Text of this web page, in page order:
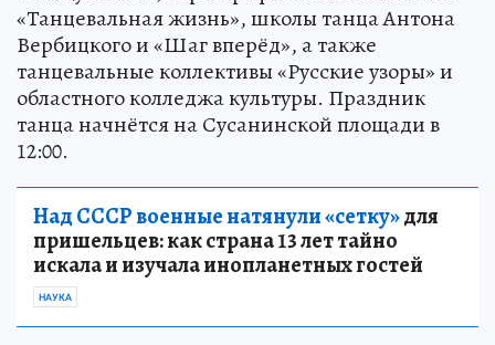
«Танцевальная жизнь», школы танца Антона
Вербицкого и «Шаг вперёд», а также
танцевальные коллективы «Русские узоры» и
областного колледжа культуры. Праздник
танца начнётся на Сусанинской площади в
12:00.
Над СССР военные натянули «сетку»для
пришельцев: как страна 13 лет тайно
искала и изучала инопланетных гостей
НАУКА